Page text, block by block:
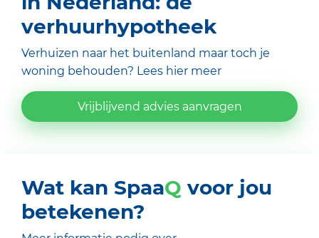
verhuurhypotheek
Verhuizen naar het buitenland maar toch je
woning behouden? Lees hier meer
Vrijblijvend advies aanvragen
Wat kan SpaaQ voor jou
betekenen?